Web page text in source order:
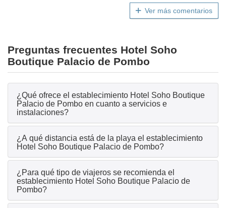
Ver más comentarios
Preguntas frecuentes Hotel Soho
Boutique Palacio de Pombo
¿Qué ofrece el establecimiento Hotel Soho Boutique
Palacio de Pombo en cuanto a servicios e
instalaciones?
¿A qué distancia está de la playa el establecimiento
Hotel Soho Boutique Palacio de Pombo?
¿Para qué tipo de viajeros se recomienda el
establecimiento Hotel Soho Boutique Palacio de
Pombo?